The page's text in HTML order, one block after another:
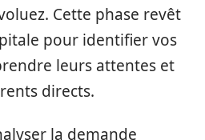
Cette phase revêt
pour identifier vos
leurs attentes et
directs.
la demande